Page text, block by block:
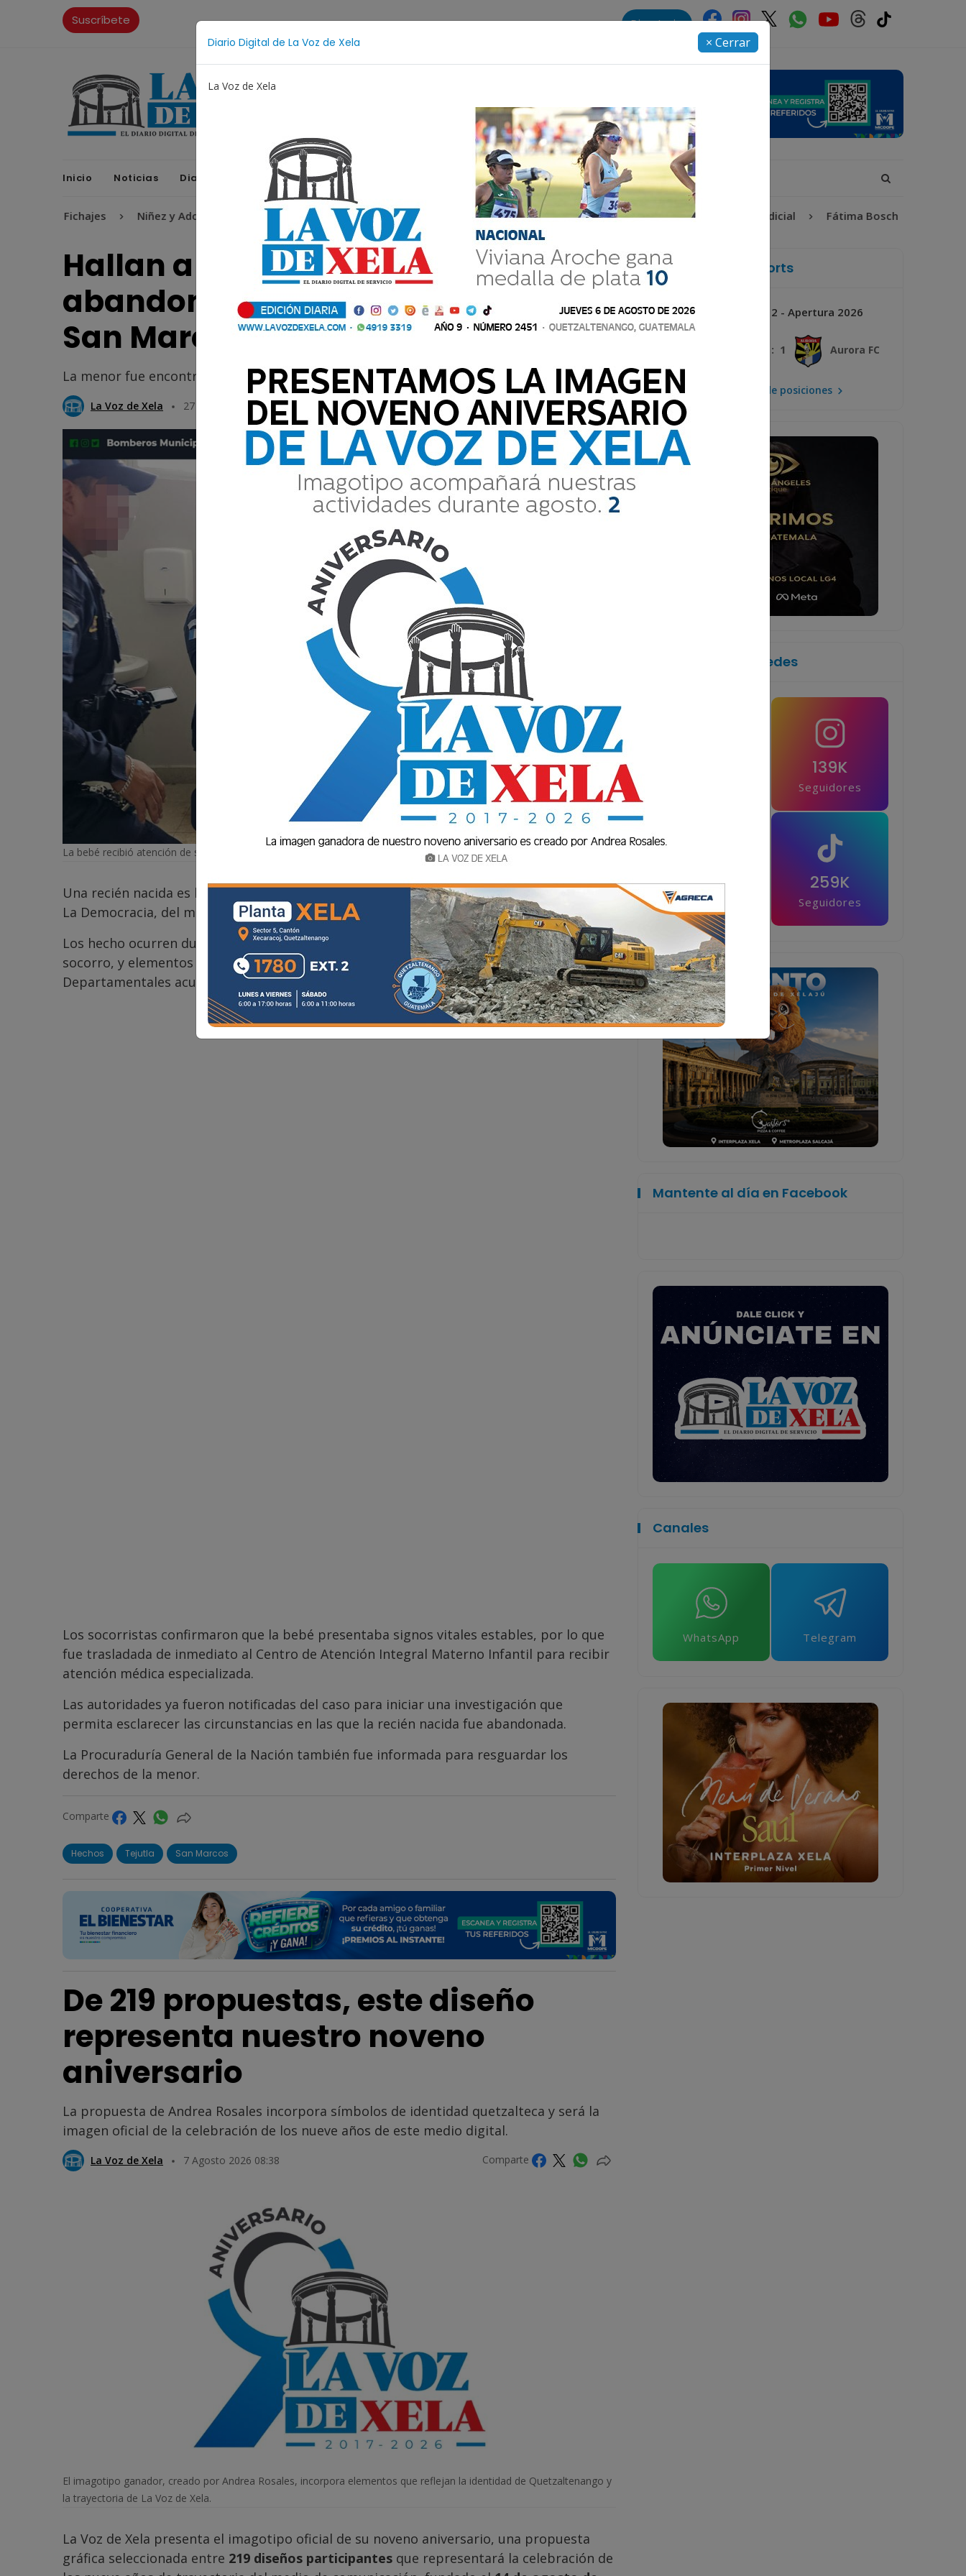
Diario Digital de La Voz de Xela × Cerrar
La Voz de Xela
Suscríbete Directorio
Inicio Noticias Diario Digital Opiniones La Voz de Xela Sports Contáctanos LA VOZ 25
Fichajes Niñez y Adolescencia Estafa Protección Infantil Incendios Festival de Bandas 2026 Proceso Judicial Fátima Bosch Desaparecida
Hallan a recién nacida
abandonada en aldea de Tejutla,
San Marcos
La menor fue encontrada por vecinos de la aldea La Democracia.
La Voz de Xela 27 Mayo 2025 14:07 Comparte
La bebé recibió atención de socorristas.
Una recién nacida es localizada este martes 27 de mayo envuelta en sábanas en la aldea
La Democracia, del municipio de Tejutla, San Marcos.
Los hecho ocurren durante la mañana, cuando vecinos alertaron a los cuerpos de
socorro, y elementos de la Asociación Nacional de Bomberos Municipales
Departamentales acudieron al lugar para evaluar el estado de salud de la menor.
Los socorristas confirmaron que la bebé presentaba signos vitales estables, por lo que
fue trasladada de inmediato al Centro de Atención Integral Materno Infantil para recibir
atención médica especializada.
Las autoridades ya fueron notificadas del caso para iniciar una investigación que
permita esclarecer las circunstancias en las que la recién nacida fue abandonada.
La Procuraduría General de la Nación también fue informada para resguardar los
derechos de la menor.
Comparte
Hechos Tejutla San Marcos
De 219 propuestas, este diseño
representa nuestro noveno
aniversario
La propuesta de Andrea Rosales incorpora símbolos de identidad quetzalteca y será la
imagen oficial de la celebración de los nueve años de este medio digital.
La Voz de Xela 7 Agosto 2026 08:38 Comparte
El imagotipo ganador, creado por Andrea Rosales, incorpora elementos que reflejan la identidad de Quetzaltenango y
la trayectoria de La Voz de Xela.
La Voz de Xela presenta el imagotipo oficial de su noveno aniversario, una propuesta
gráfica seleccionada entre 219 diseños participantes que representará la celebración de
La Voz de Xela Sports
Próximo Jornada 2 - Apertura 2026
3 : 1 Aurora FC
Mira la tabla de posiciones
Síguenos en las redes
139K
Seguidores
42.5K
Seguidores
259K
Seguidores
Mantente al día en Facebook
Canales
WhatsApp Telegram